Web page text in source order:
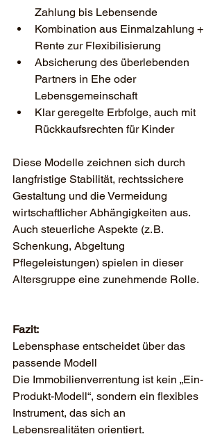
Zahlung bis Lebensende
Kombination aus Einmalzahlung +
Rente zur Flexibilisierung
Absicherung des überlebenden
Partners in Ehe oder
Lebensgemeinschaft
Klar geregelte Erbfolge, auch mit
Rückkaufsrechten für Kinder
Diese Modelle zeichnen sich durch
langfristige Stabilität, rechtssichere
Gestaltung und die Vermeidung
wirtschaftlicher Abhängigkeiten aus.
Auch steuerliche Aspekte (z. B.
Schenkung, Abgeltung
Pflegeleistungen) spielen in dieser
Altersgruppe eine zunehmende Rolle.
Fazit:
Lebensphase entscheidet über das
passende Modell
Die Immobilienverrentung ist kein „Ein-
Produkt-Modell“, sondern ein flexibles
Instrument, das sich an
Lebensrealitäten orientiert.